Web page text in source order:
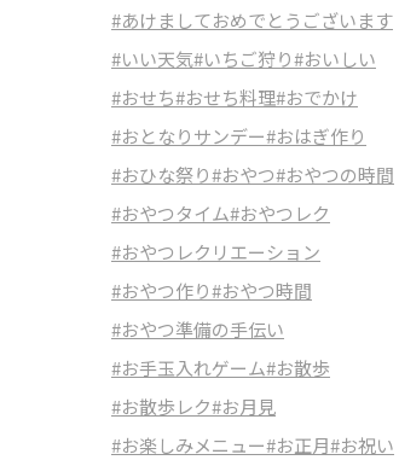
#あけましておめでとうございます
#いい天気#いちご狩り#おいしい
#おせち#おせち料理#おでかけ
#おとなりサンデー#おはぎ作り
#おひな祭り#おやつ#おやつの時間
#おやつタイム#おやつレク
#おやつレクリエーション
#おやつ作り#おやつ時間
#おやつ準備の手伝い
#お手玉入れゲーム#お散歩
#お散歩レク#お月見
#お楽しみメニュー#お正月#お祝い